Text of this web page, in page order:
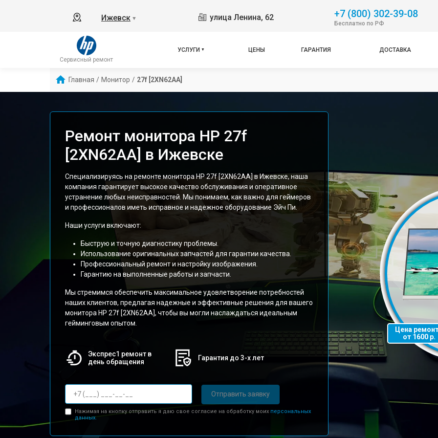
Ижевск ▼ улица Ленина, 62 +7 (800) 302-39-08
Бесплатно по РФ
Сервисный ремонт
УСЛУГИ ЦЕНЫ ГАРАНТИЯ ДОСТАВКА
Главная / Монитор / 27f [2XN62AA]
Ремонт монитора HP 27f
[2XN62AA] в Ижевске
Специализируясь на ремонте монитора HP 27f [2XN62AA] в Ижевске, наша
компания гарантирует высокое качество обслуживания и оперативное
устранение любых неисправностей. Мы понимаем, как важно для геймеров
и профессионалов иметь исправное и надежное оборудование Эйч Пи.
Наши услуги включают:
Быструю и точную диагностику проблемы.
Использование оригинальных запчастей для гарантии качества.
Профессиональный ремонт и настройку изображения.
Гарантию на выполненные работы и запчасти.
Мы стремимся обеспечить максимальное удовлетворение потребностей
наших клиентов, предлагая надежные и эффективные решения для вашего
монитора HP 27f [2XN62AA], чтобы вы могли наслаждаться идеальным
гейминговым опытом.
Экспрес1 ремонт в
день обращения
Гарантия до 3-х лет
Отправить заявку
Нажимая на кнопку отправить я даю свое согласие на обработку моих персональных
данных.
Цена
от 1600 р.